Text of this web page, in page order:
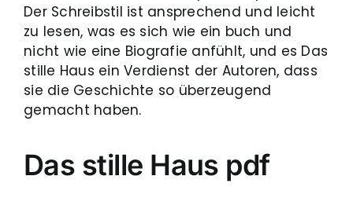
Der Schreibstil ist ansprechend und leicht
zu lesen, was es sich wie ein buch und
nicht wie eine Biografie anfühlt, und es Das
stille Haus ein Verdienst der Autoren, dass
sie die Geschichte so überzeugend
gemacht haben.
Das stille Haus pdf